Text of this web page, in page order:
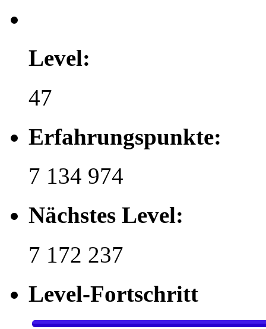
Level:
47
Erfahrungspunkte:
7 134 974
Nächstes Level:
7 172 237
Level-Fortschritt